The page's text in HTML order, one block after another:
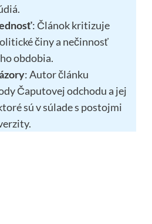
: Článok kritizuje
činy a nečinnosť
obdobia.
: Autor článku
Čaputovej odchodu a jej
sú v súlade s postojmi